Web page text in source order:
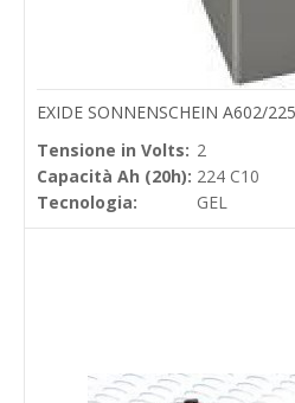
EXIDE SONNENSCHEIN A602/
Tensione in Volts: 2
Capacità Ah (20h): 224 C10
Tecnologia:
GEL